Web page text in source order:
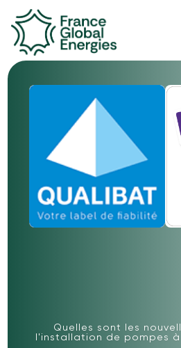
Quelles sont les
l'installation de pompes à